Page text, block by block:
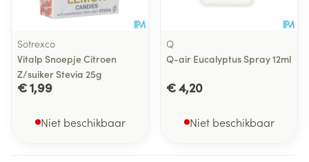
Sotrexco
Vitalp Snoepje Citroen
Z/suiker Stevia 25g
€ 1,99
Niet beschikbaar
Q
Q-air Eucalyptus Spray 12ml
€ 4,20
Niet beschikbaar